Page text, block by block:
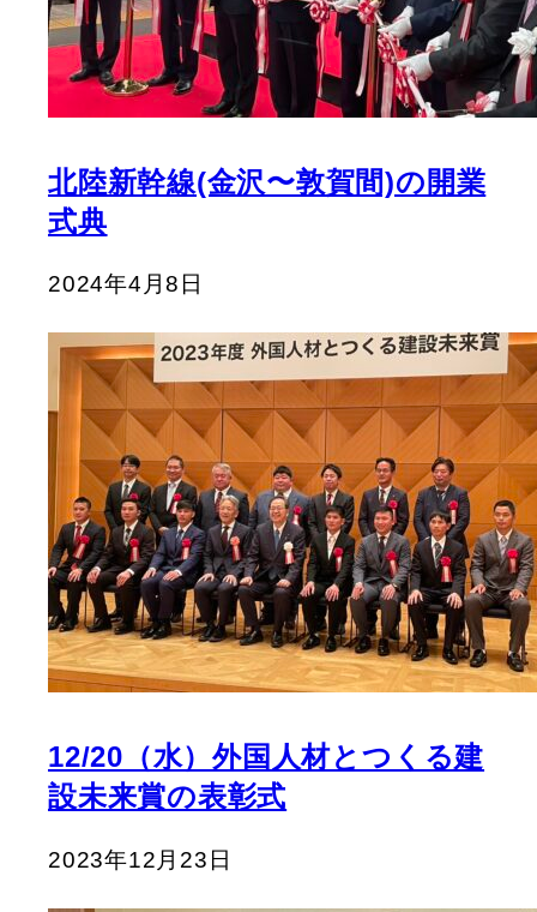
北陸新幹線(金沢〜敦賀間)の開業
式典
2024年4月8日
12/20（水）外国人材とつくる建
設未来賞の表彰式
2023年12月23日